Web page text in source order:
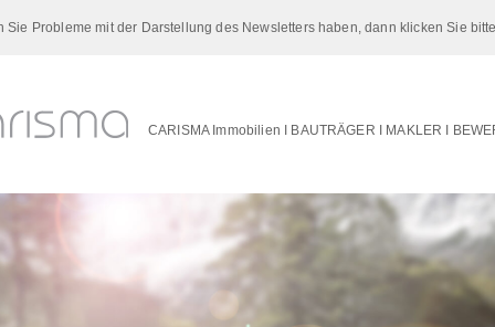
Sie Probleme mit der Darstellung des Newsletters haben, dann klicken Sie
CARISMA Immobilien I BAUTRÄGER I MAKLER I